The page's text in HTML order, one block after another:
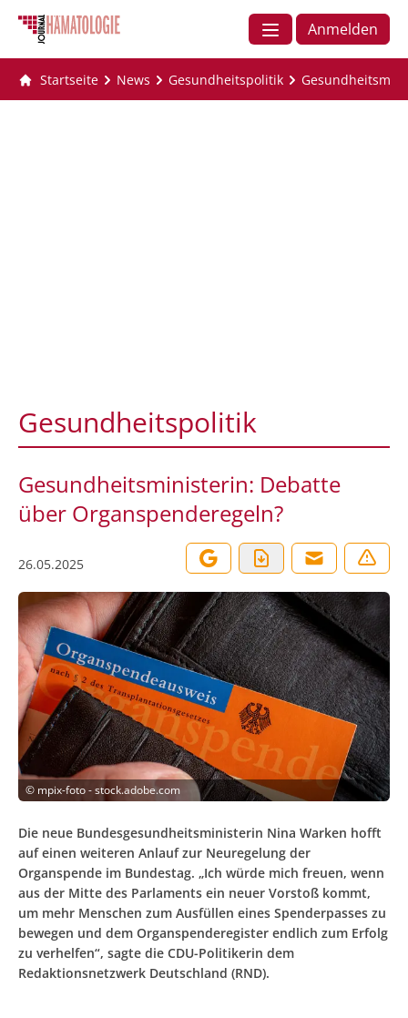
Anmelden
Startseite News Gesundheitspolitik
Gesundheitspolitik
Gesundheitsministerin: Debatte
über Organspenderegeln?
26.05.2025
© mpix-foto - stock.adobe.com
Die neue Bundesgesundheitsministerin Nina Warken hofft
auf einen weiteren Anlauf zur Neuregelung der
Organspende im Bundestag. „Ich würde mich freuen, wenn
aus der Mitte des Parlaments ein neuer Vorstoß kommt,
um mehr Menschen zum Ausfüllen eines Spenderpasses zu
bewegen und dem Organspenderegister endlich zum Erfolg
zu verhelfen“, sagte die CDU-Politikerin dem
Redaktionsnetzwerk Deutschland (RND).